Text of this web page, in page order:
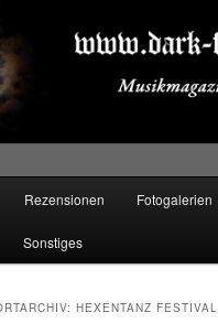
FESTIVALS.DE
Rezensionen Fotogalerien
Sonstiges
HEXENTANZ FESTIVAL